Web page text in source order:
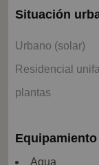
Situación
Urbano (solar)
Residencial
plantas
Equipamiento
Agua